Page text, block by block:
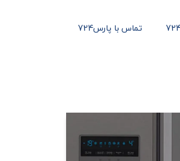
تماس با پارس724